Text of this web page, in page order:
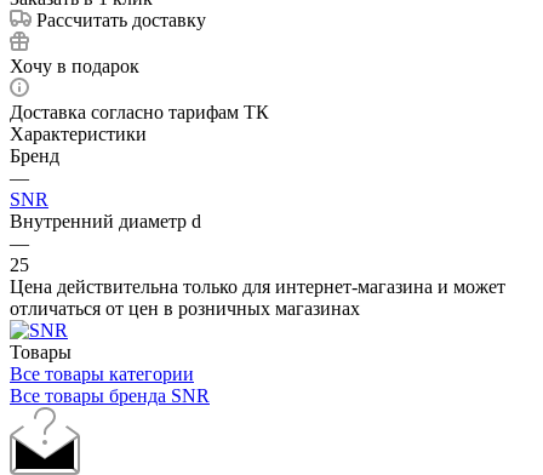
Рассчитать доставку
Хочу в подарок
Доставка согласно тарифам ТК
Характеристики
Бренд
—
SNR
Внутренний диаметр d
—
25
Цена действительна только для интернет-магазина и может
отличаться от цен в розничных магазинах
Товары
Все товары категории
Все товары бренда SNR